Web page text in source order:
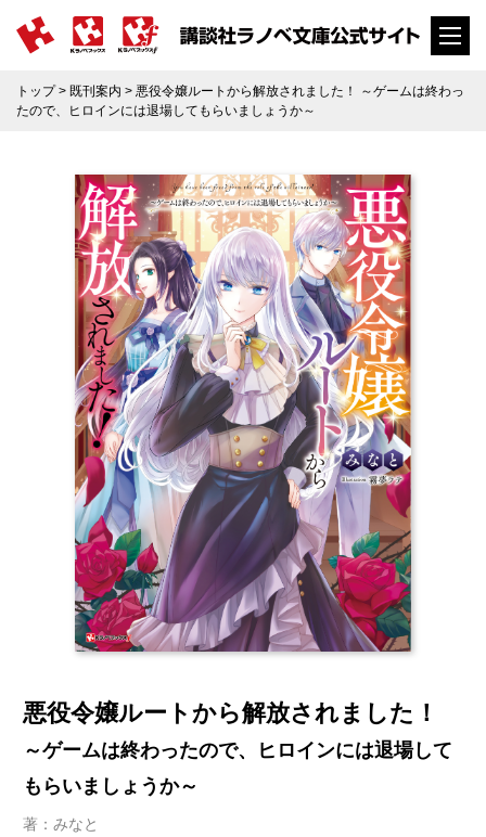
トップ> 既刊案内 > 悪役令嬢ルートから解放されました！ ～ゲームは終わっ
たので、ヒロインには退場してもらいましょうか～
悪役令嬢ルートから解放されました！
～ゲームは終わったので、ヒロインには退場して
もらいましょうか～
著：みなと